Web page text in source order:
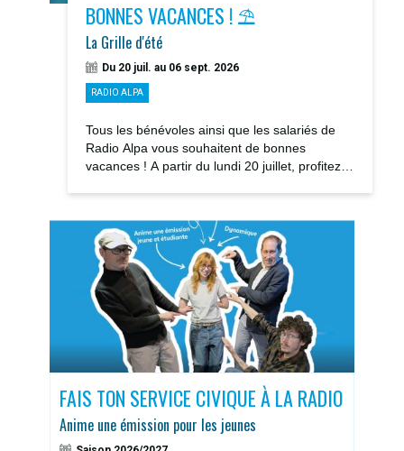
BONNES VACANCES ! ⛱️
La Grille d'été
Du 20 juil. au 06 sept. 2026
RADIO ALPA
Tous les bénévoles ainsi que les salariés de
Radio Alpa vous souhaitent de bonnes
vacances ! A partir du lundi 20 juillet, profitez
FAIS TON SERVICE CIVIQUE À LA RADIO
Anime une émission pour les jeunes